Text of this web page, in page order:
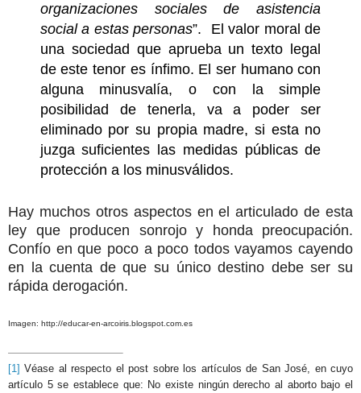
organizaciones sociales de asistencia
social a estas personas”. El valor moral de
una sociedad que aprueba un texto legal
de este tenor es ínfimo. El ser humano con
alguna minusvalía, o con la simple
posibilidad de tenerla, va a poder ser
eliminado por su propia madre, si esta no
juzga suficientes las medidas públicas de
protección a los minusválidos.
Hay muchos otros aspectos en el articulado de esta
ley que producen sonrojo y honda preocupación.
Confío en que poco a poco todos vayamos cayendo
en la cuenta de que su único destino debe ser su
rápida derogación.
Imagen: http://educar-en-arcoiris.blogspot.com.es
[1] Véase al respecto el post sobre los artículos de San José, en cuyo
artículo 5 se establece que: No existe ningún derecho al aborto bajo el